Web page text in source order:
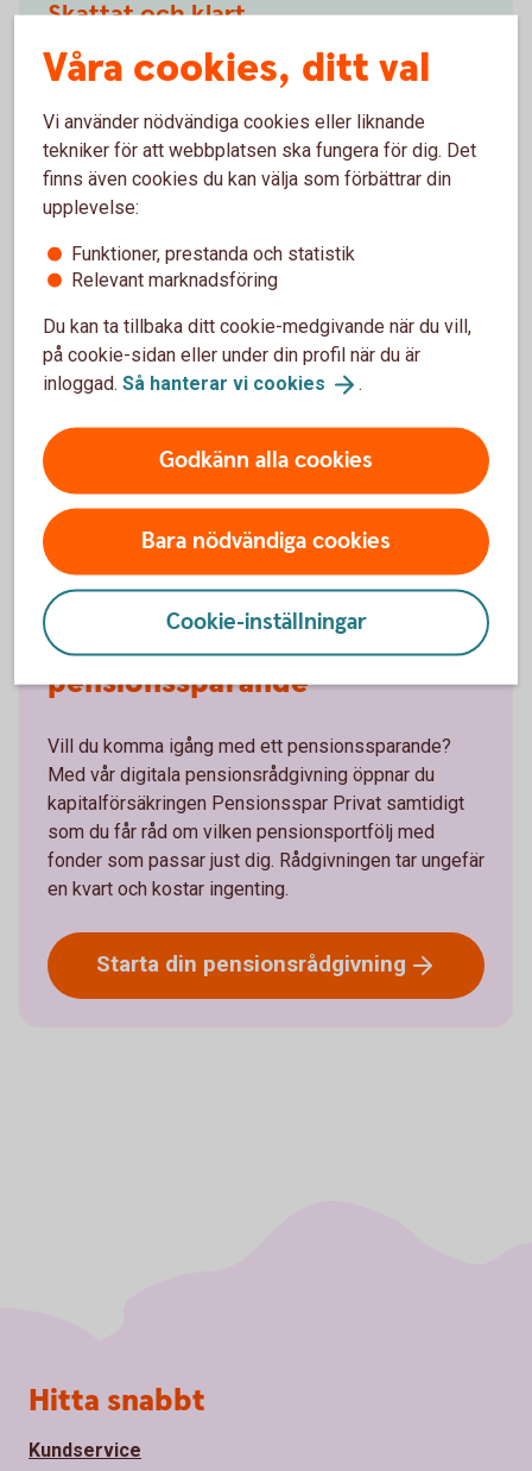
Skattat och klart
Du kan när som helst kostnads- och skattefritt
byta fonder under spartiden.
Vinst och uttag i Pensionsspar Privat är
skattefria. I stället dras en schablonskatt, så
kallad avkastningsskatt, varje år.
Förtida uttag (så kallat återköp) är avgiftsfritt.
Däremot tas ännu ej betald avkastningsskatt ut.
Mer information
Pris
Villkor och mer information
Få ett råd om ditt privata
pensionssparande
Vill du komma igång med ett pensionssparande?
Med vår digitala pensionsrådgivning öppnar du
kapitalförsäkringen Pensionsspar Privat samtidigt
som du får råd om vilken pensionsportfölj med
fonder som passar just dig. Rådgivningen tar ungefär
en kvart och kostar ingenting.
Starta din pensionsrådgivning
Våra cookies, ditt val
Vi använder nödvändiga cookies eller liknande
tekniker för att webbplatsen ska fungera för dig. Det
finns även cookies du kan välja som förbättrar din
upplevelse:
Funktioner, prestanda och statistik
Relevant marknadsföring
Du kan ta tillbaka ditt cookie-medgivande när du vill,
på cookie-sidan eller under din profil när du är
inloggad. Så hanterar vi cookies .
Godkänn alla cookies
Bara nödvändiga cookies
Cookie-inställningar
Sidfot
Hitta snabbt
Kundservice